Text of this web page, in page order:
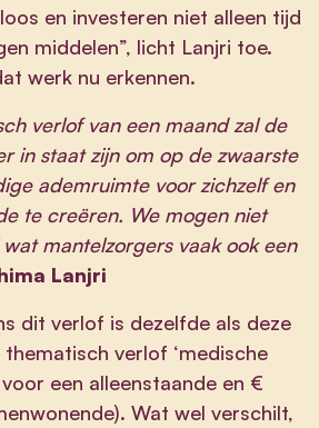
en investeren niet alleen tijd
middelen”, licht Lanjri toe.
werk nu erkennen.
verlof van een maand zal de
in staat zijn om op de zwaarste
ademruimte voor zichzelf en
te creëren. We mogen niet
mantelzorgers vaak ook een
Lanjri
dit verlof is dezelfde als deze
verlof ‘medische
een alleenstaande en €
Wat wel verschilt,